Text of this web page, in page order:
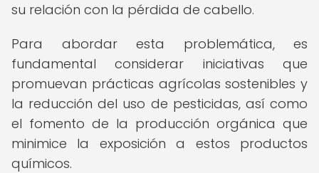
su relación con la pérdida de cabello.
Para abordar esta problemática, es
fundamental considerar iniciativas que
promuevan prácticas agrícolas sostenibles y
la reducción del uso de pesticidas, así como
el fomento de la producción orgánica que
minimice la exposición a estos productos
químicos.